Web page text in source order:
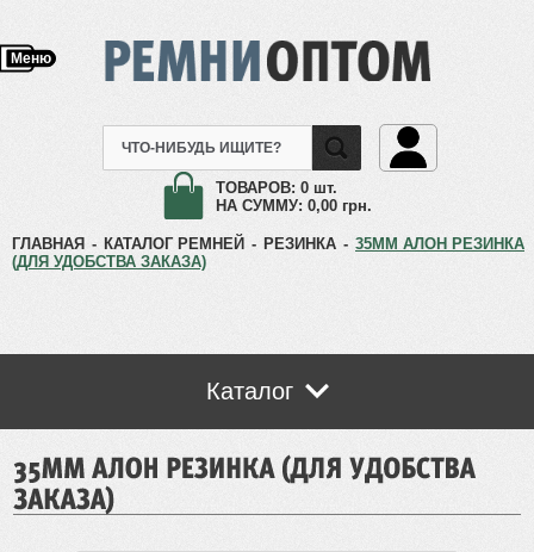
Меню
ТОВАРОВ: 0 шт.
НА СУММУ: 0,00 грн.
ГЛАВНАЯ - КАТАЛОГ РЕМНЕЙ - РЕЗИНКА - 35ММ АЛОН РЕЗИНКА
(ДЛЯ УДОБСТВА ЗАКАЗА)
Каталог